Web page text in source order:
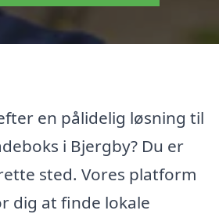
en pålidelig løsning til
i Bjergby? Du er
sted. Vores platform
dig at finde lokale